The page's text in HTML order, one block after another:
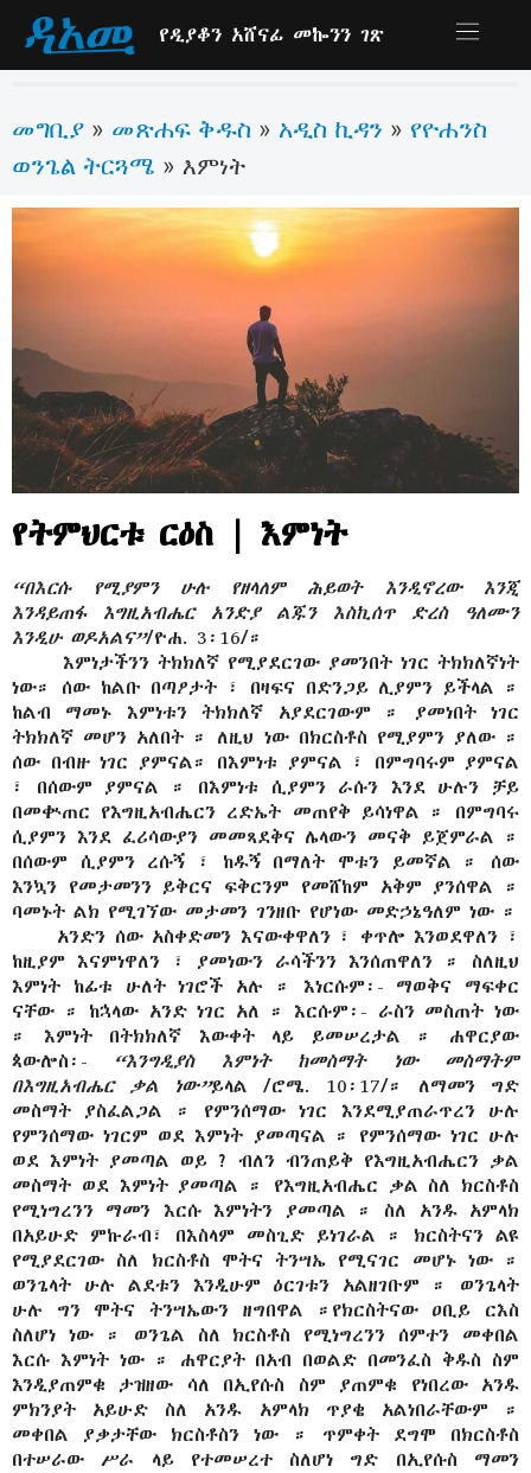
የዲያቆን አሸናፊ መኰንን ገጽ
መግቢያ » መጽሐፍ ቅዱስ » አዲስ ኪዳን » የዮሐንስ
ወንጌል ትርጓሜ » እምነት
የትምህርቱ ርዕስ | እምነት
“በእርሱ የሚያምን ሁሉ የዘላለም ሕይወት እንዲኖረው እንጂ
እንዳይጠፋ እግዚአብሔር አንድያ ልጁን እስኪሰጥ ድረስ ዓለሙን
እንዲሁ ወዶአልና”/ዮሐ. 3፡16/።
እምነታችንን ትክክለኛ የሚያደርገው ያመንበት ነገር ትክክለኛነት
ነው። ሰው ከልቡ በጣዖታት ፣ በዛፍና በድንጋይ ሊያምን ይችላል ።
ከልብ ማመኑ እምነቱን ትክክለኛ አያደርገውም ። ያመነበት ነገር
ትክክለኛ መሆን አለበት ። ለዚህ ነው በክርስቶስ የሚያምን ያለው ።
ሰው በብዙ ነገር ያምናል። በእምነቱ ያምናል ፣ በምግባሩም ያምናል
፣ በሰውም ያምናል ። በእምነቱ ሲያምን ራሱን እንደ ሁሉን ቻይ
በመቊጠር የእግዚአብሔርን ረድኤት መጠየቅ ይሳነዋል ። በምግባሩ
ሲያምን እንደ ፈሪሳውያን መመጻደቅና ሌላውን መናቅ ይጀምራል ።
በሰውም ሲያምን ረሱኝ ፣ ከዱኝ በማለት ሞቱን ይመኛል ። ሰው
እንኳን የመታመንን ይቅርና ፍቅርንም የመሸከም አቅም ያንሰዋል ።
ባመኑት ልክ የሚገኘው መታመን ገንዘቡ የሆነው መድኃኔዓለም ነው ።
አንድን ሰው አስቀድመን እናውቀዋለን ፣ ቀጥሎ እንወደዋለን ፣
ከዚያም እናምነዋለን ፣ ያመነውን ራሳችንን እንሰጠዋለን ። ስለዚህ
እምነት ከፊቱ ሁለት ነገሮች አሉ ። እነርሱም፡- ማወቅና ማፍቀር
ናቸው ። ከኋላው አንድ ነገር አለ ። እርሱም፡- ራስን መስጠት ነው
። እምነት በትክክለኛ እውቀት ላይ ይመሠረታል ። ሐዋርያው
ጳውሎስ፡- “እንግዲያስ እምነት ከመስማት ነው መስማትም
በእግዚአብሔር ቃል ነው”ይላል /ሮሜ. 10፡17/። ለማመን ግድ
መስማት ያስፈልጋል ። የምንሰማው ነገር እንደሚያጠራጥረን ሁሉ
የምንሰማው ነገርም ወደ እምነት ያመጣናል ። የምንሰማው ነገር ሁሉ
ወደ እምነት ያመጣል ወይ ? ብለን ብንጠይቅ የእግዚአብሔርን ቃል
መስማት ወደ እምነት ያመጣል ። የእግዚአብሔር ቃል ስለ ክርስቶስ
የሚነግረንን ማመን እርሱ እምነትን ያመጣል ። ስለ አንዱ አምላክ
በአይሁድ ምኩራብ፣ በእስላም መስጊድ ይነገራል ። ክርስትናን ልዩ
የሚያደርገው ስለ ክርስቶስ ሞትና ትንሣኤ የሚናገር መሆኑ ነው ።
ወንጌላት ሁሉ ልደቱን እንዲሁም ዕርገቱን አልዘገቡም ። ወንጌላት
ሁሉ ግን ሞትና ትንሣኤውን ዘግበዋል ።የክርስትናው ዐቢይ ርእስ
ስለሆነ ነው ። ወንጌል ስለ ክርስቶስ የሚነግረንን ሰምተን መቀበል
እርሱ እምነት ነው ። ሐዋርያት በአብ በወልድ በመንፈስ ቅዱስ ስም
እንዲያጠምቁ ታዝዘው ሳለ በኢየሱስ ስም ያጠምቁ የነበረው አንዱ
ምክንያት አይሁድ ስለ አንዱ አምላክ ጥያቄ አልነበራቸውም ።
መቀበል ያቃታቸው ክርስቶስን ነው ። ጥምቀት ደግሞ በክርስቶስ
በተሠራው ሥራ ላይ የተመሠረተ ስለሆነ ግድ በኢየሱስ ማመን